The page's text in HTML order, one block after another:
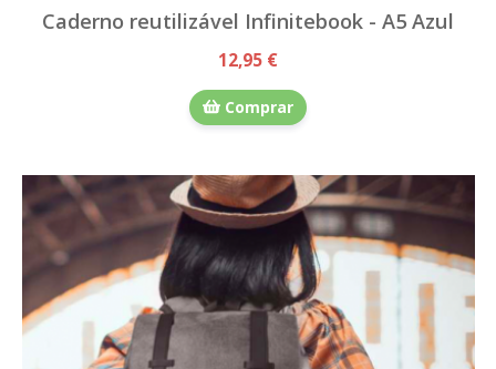
Caderno reutilizável Infinitebook - A5 Azul
12,95 €
Comprar